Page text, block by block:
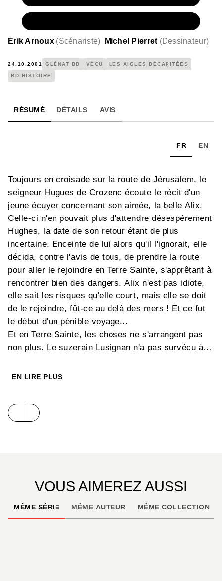
Erik Arnoux (Scénariste) Michel Pierret (Dessinateur)
24.10.2001 GLÉNAT BD VÉCU LES AIGLES DÉCAPITÉES
BD HISTOIRE
RÉSUMÉ DÉTAILS AVIS
FR EN
Toujours en croisade sur la route de Jérusalem, le
seigneur Hugues de Crozenc écoute le récit d'un
jeune écuyer concernant son aimée, la belle Alix.
Celle-ci n'en pouvait plus d'attendre désespérement
Hughes, la date de son retour étant de plus
incertaine. Enceinte de lui alors qu'il l'ignorait, elle
décida, contre l'avis de tous, de prendre la route
pour aller le rejoindre en Terre Sainte, s'apprêtant à
rencontrer bien des dangers. Alix n'est pas idiote,
elle sait les risques qu'elle court, mais elle se doit
de le rejoindre, fût-ce au delà des mers ! Et ce fut
le début d'un pénible voyage...
Et en Terre Sainte, les choses ne s'arrangent pas
non plus. Le suzerain Lusignan n'a pas survécu à
testament à l'appui, pour destituer Hugues du
rebondissement dans cette série culte du catalogue
Vécu, dont le scénario a été repris par
EN LIRE PLUS
VOUS AIMEREZ AUSSI
MÊME SÉRIE MÊME AUTEUR MÊME COLLECTION